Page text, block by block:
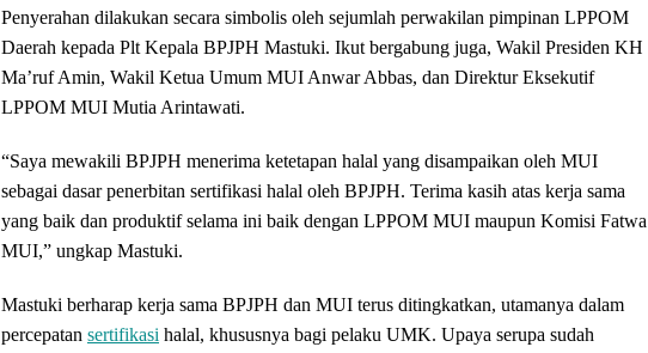
Penyerahan dilakukan secara simbolis oleh sejumlah perwakilan pimpinan LPPOM
Daerah kepada Plt Kepala BPJPH Mastuki. Ikut bergabung juga, Wakil Presiden KH
Ma’ruf Amin, Wakil Ketua Umum MUI Anwar Abbas, dan Direktur Eksekutif
LPPOM MUI Mutia Arintawati.
“Saya mewakili BPJPH menerima ketetapan halal yang disampaikan oleh MUI
sebagai dasar penerbitan sertifikasi halal oleh BPJPH. Terima kasih atas kerja sama
yang baik dan produktif selama ini baik dengan LPPOM MUI maupun Komisi Fatwa
MUI,” ungkap Mastuki.
Mastuki berharap kerja sama BPJPH dan MUI terus ditingkatkan, utamanya dalam
percepatan sertifikasi halal, khususnya bagi pelaku UMK. Upaya serupa sudah